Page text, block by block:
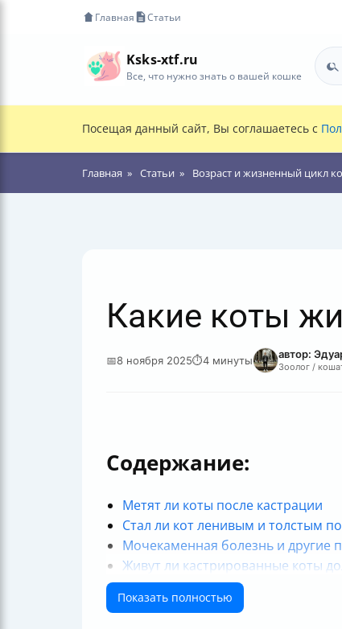
Главная Статьи
Ksks-xtf.ru
Все, что нужно знать о вашей кошке
Посещая данный сайт, Вы соглашаетесь с
Главная Статьи Возраст и жизненный цикл
Какие коты
📅8 ноября 2025⏱4 минуты автор:
Зоолог /
Содержание:
Метят ли коты после кастрации
Стал ли кот ленивым и толстым
Мочекаменная болезнь и другие
Живут ли кастрированные коты
Правда ли, что кастрированный
Что с инстинктом и поведением
Показать полностью